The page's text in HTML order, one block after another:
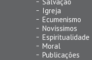
Igreja
Ecumenismo
Novíssimos
Espiritualidade
Moral
Publicações